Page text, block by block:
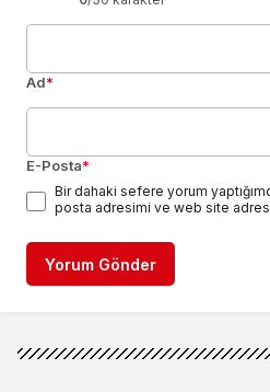
Ad*
E-Posta*
Bir dahaki sefere yorum
posta adresimi ve web site
Yorum Gönder